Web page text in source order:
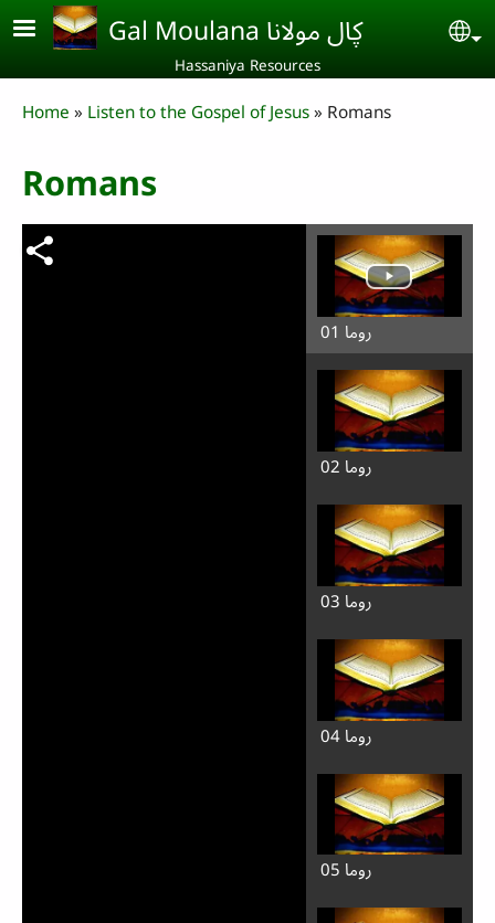
Skip to main content Gal Moulana ڮال مولانا
Hassaniya Resources
Breadcrumb
Home Listen to the Gospel of Jesus Romans
Romans
روما 01
روما 02
روما 03
روما 04
روما 05